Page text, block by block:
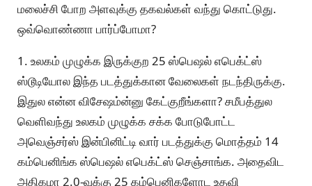
மலைச்சி போற அளவுக்கு தகவல்கள் வந்து கொட்டுது.
ஒவ்வொண்ணா பார்ப்போமா?
1. உலகம் முழுக்க இருக்குற 25 ஸ்பெஷல் எபெக்ட்ஸ்
ஸ்டூடியோல இந்த படத்துக்கான வேலைகள் நடந்திருக்கு.
இதுல என்ன விசேஷம்ன்னு கேட்குறீங்களா? சமீபத்துல
வெளிவந்து உலகம் முழுக்க சக்க போடுபோட்ட
அவெஞ்சர்ஸ் இன்பினிட்டி வார் படத்துக்கு மொத்தம் 14
கம்பெனிங்க ஸ்பெஷல் எபெக்ட்ஸ் செஞ்சாங்க. அதைவிட
அதிகமா 2.0-வுக்கு 25 கம்பெனிகளோட உதவி